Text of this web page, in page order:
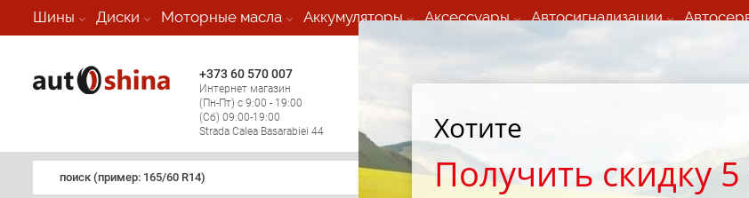
Шины Диски Моторные масла Аккумуляторы Аксессуары Автосигнализации
+373 60 570 007
Интернет магазин
(Пн-Пт) с 9:00 - 19:00
(Сб) 09:00-19:00
Strada Calea Basarabiei 44
Мобильный шиномонтаж 24/7
поиск (примеp: 165/60 R14)
Хотите
Получить скидку 5